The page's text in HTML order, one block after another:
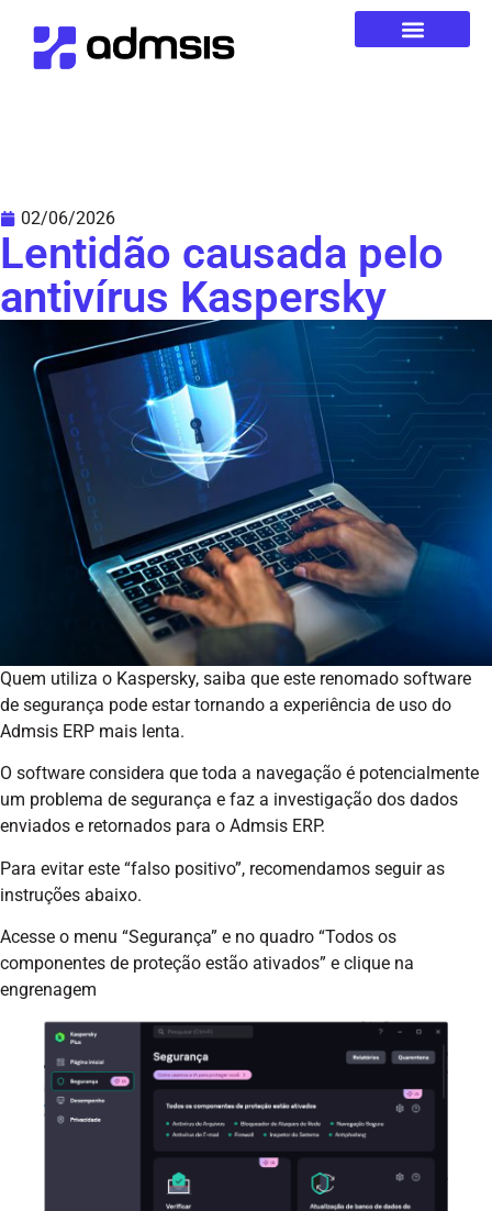
02/06/2026
Lentidão causada pelo
antivírus Kaspersky
Quem utiliza o Kaspersky, saiba que este renomado software
de segurança pode estar tornando a experiência de uso do
Admsis ERP mais lenta.
O software considera que toda a navegação é potencialmente
um problema de segurança e faz a investigação dos dados
enviados e retornados para o Admsis ERP.
Para evitar este “falso positivo”, recomendamos seguir as
instruções abaixo.
Acesse o menu “Segurança” e no quadro “Todos os
componentes de proteção estão ativados” e clique na
engrenagem